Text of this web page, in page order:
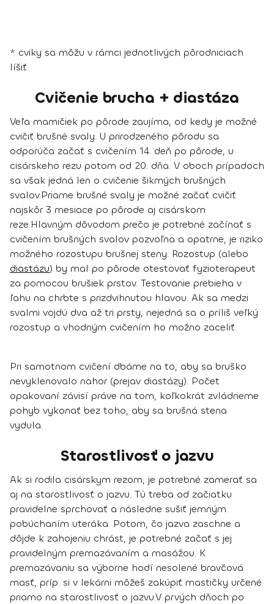
* cviky sa môžu v rámci jednotlivých pôrodniciach
líšiť
Cvičenie brucha + diastáza
Veľa mamičiek po pôrode zaujíma, od kedy je možné
cvičiť brušné svaly. U prirodzeného pôrodu sa
odporúča začať s cvičením 14. deň po pôrode, u
cisárskeho rezu potom od 20. dňa. V oboch prípadoch
sa však jedná len o cvičenie šikmých brušných
svalov.Priame brušné svaly je možné začať cvičiť
najskôr 3 mesiace po pôrode aj cisárskom
reze.Hlavným dôvodom prečo je potrebné začínať s
cvičením brušných svalov pozvoľna a opatrne, je riziko
možného rozostupu brušnej steny. Rozostup (alebo
diastázu) by mal po pôrode otestovať fyzioterapeut
za pomocou brušiek prstov. Testovanie prebieha v
ľahu na chrbte s prizdvihnutou hlavou. Ak sa medzi
svalmi vojdú dva až tri prsty, nejedná sa o príliš veľký
rozostup a vhodným cvičením ho možno zaceliť.
Pri samotnom cvičení dbáme na to, aby sa bruško
nevyklenovalo nahor (prejav diastázy). Počet
opakovaní závisí práve na tom, koľkokrát zvládneme
pohyb vykonať bez toho, aby sa brušná stena
vydula.
Starostlivosť o jazvu
Ak si rodila cisárskym rezom, je potrebné zamerať sa
aj na starostlivosť o jazvu. Tú treba od začiatku
pravidelne sprchovať a následne sušiť jemným
pobúchaním uteráka. Potom, čo jazva zaschne a
dôjde k zahojeniu chrást, je potrebné začať s jej
pravidelným premazávaním a masážou. K
premazávaniu sa výborne hodí nesolené bravčová
masť, príp. si v lekárni môžeš zakúpiť mastičky určené
priamo na starostlivosť o jazvu.V prvých dňoch po